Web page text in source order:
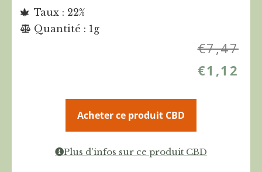
Taux : 22%
Quantité : 1g
€7,47
€1,12
Acheter ce produit CBD
Plus d'infos sur ce produit CBD